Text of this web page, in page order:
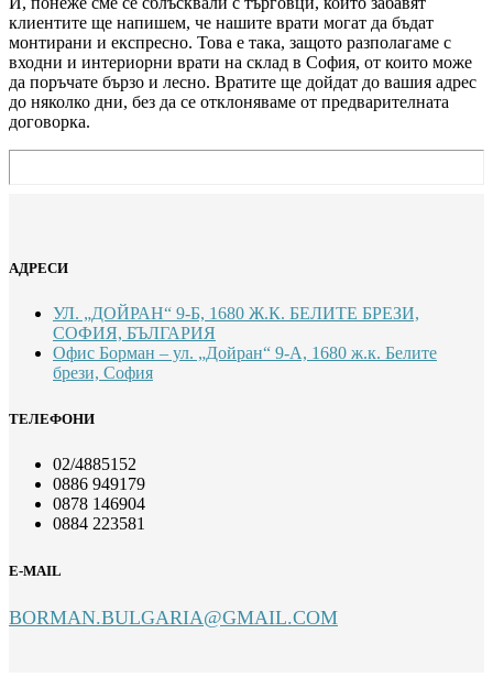
клиентите ще напишем, че нашите врати могат да бъдат
монтирани и експресно. Това е така, защото разполагаме с
входни и интериорни врати на склад в София, от които може
да поръчате бързо и лесно. Вратите ще дойдат до вашия адрес
до няколко дни, без да се отклоняваме от предварителната
договорка.
АДРЕСИ
УЛ. „ДОЙРАН“ 9-Б, 1680 Ж.К. БЕЛИТЕ БРЕЗИ,
СОФИЯ, БЪЛГАРИЯ
Офис Борман – ул. „Дойран“ 9-А, 1680 ж.к. Белите
брези, София
ТЕЛЕФОНИ
02/4885152
0886 949179
0878 146904
0884 223581
E-MAIL
BORMAN.BULGARIA@GMAIL.COM